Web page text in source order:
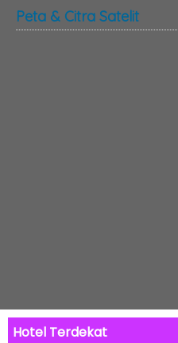
Peta & Citra Satelit
Hotel Terdekat